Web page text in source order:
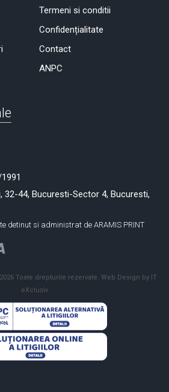
Termeni si conditii
Confidențialitate
Contact
ANPC
32-44, Bucuresti-Sector 4, Bucuresti,
detinut si administrat de ARAMIS PRINT
Toate drepturile rezervate. Web Design by IT
eXclusiv